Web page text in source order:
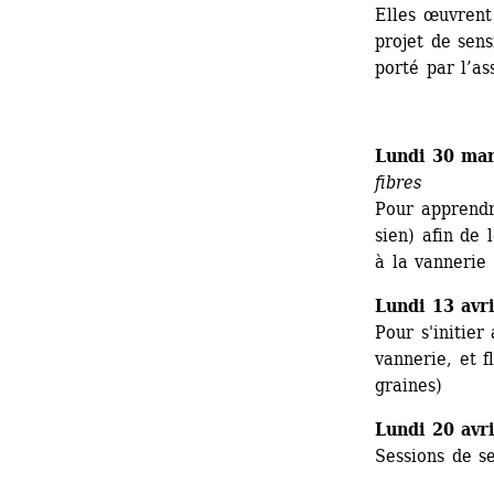
Elles
projet de
porté par
Lundi 30
fibres
Pour
sien) afin de
à la vannerie
Lundi 13
Pour s'initier
vannerie, et
graines)
Lundi 20
Sessions de